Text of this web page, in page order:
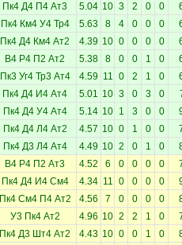
Пк4 Д4 П4 Ат3 5.04 10 3 2 0 0
Пк4 Км4 У4 Тр4 5.63 8 4 0 0 0
Пк4 Д4 Км4 Ат2 4.39 10 0 0 0 0
В4 Р4 П2 Ат2 5.38 8 0 0 1 0
Пк3 Уг4 Тр3 Ат4 4.59 11 0 2 1 0
Пк4 Д4 И4 Ат4 5.01 10 3 0 3 0
Пк4 Д4 У4 Ат4 5.14 10 1 3 0 0
Пк4 Д4 Л4 Ат2 4.57 10 0 1 0 0
Пк4 Д3 Л4 Ат4 4.49 10 2 0 1 0
В4 Р4 П2 Ат3 4.52 6 0 0 0 0
Пк4 Д4 И4 См4 4.34 11 0 0 0 0
Пк4 См4 П4 Ат2 4.56 7 0 0 0 0
У3 Пк4 Ат2 4.96 10 2 2 1 0
Пк4 Д3 Шт4 Ат2 4.43 10 0 0 1 0